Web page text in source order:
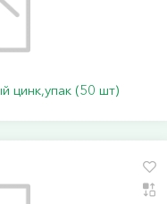
цинк,упак (50 шт)